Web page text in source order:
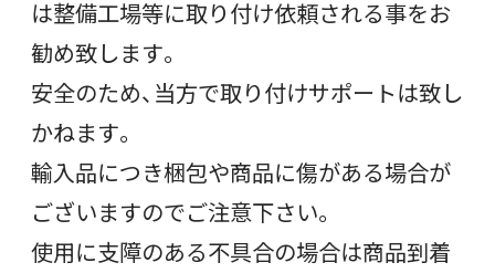
は整備工場等に取り付け依頼される事をお
勧め致します。
安全のため、当方で取り付けサポートは致し
かねます。
輸入品につき梱包や商品に傷がある場合が
ございますのでご注意下さい。
使用に支障のある不具合の場合は商品到着